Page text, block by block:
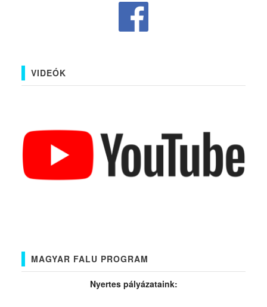
VIDEÓK
MAGYAR FALU PROGRAM
Nyertes pályázataink: